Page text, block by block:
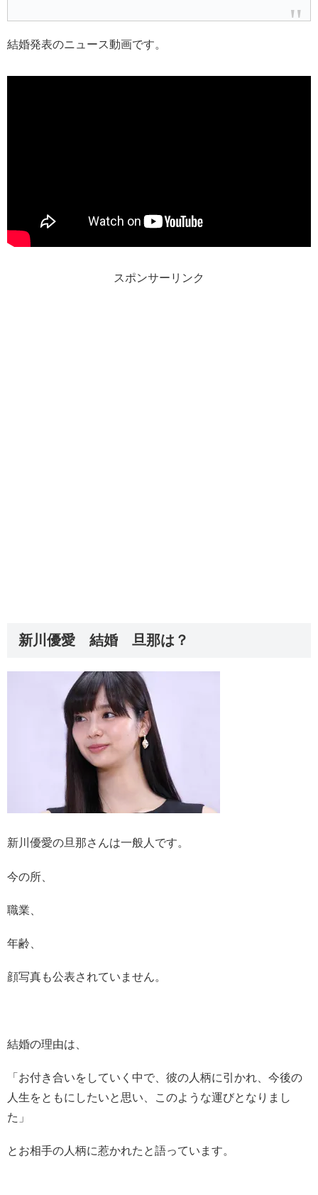
結婚発表のニュース動画です。
スポンサーリンク
新川優愛 結婚 旦那は？
新川優愛の旦那さんは一般人です。
今の所、
職業、
年齢、
顔写真も公表されていません。
結婚の理由は、
「お付き合いをしていく中で、彼の人柄に引かれ、今後の
人生をともにしたいと思い、このような運びとなりまし
た」
とお相手の人柄に惹かれたと語っています。